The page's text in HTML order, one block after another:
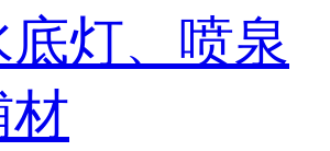
底灯、喷泉
材